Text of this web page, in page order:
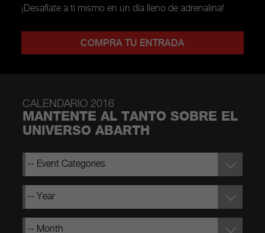
¡Desafíate a ti mismo en un día lleno de adrenalina!
COMPRA TU ENTRADA
CALENDARIO 2016
MANTENTE AL TANTO SOBRE EL
UNIVERSO ABARTH